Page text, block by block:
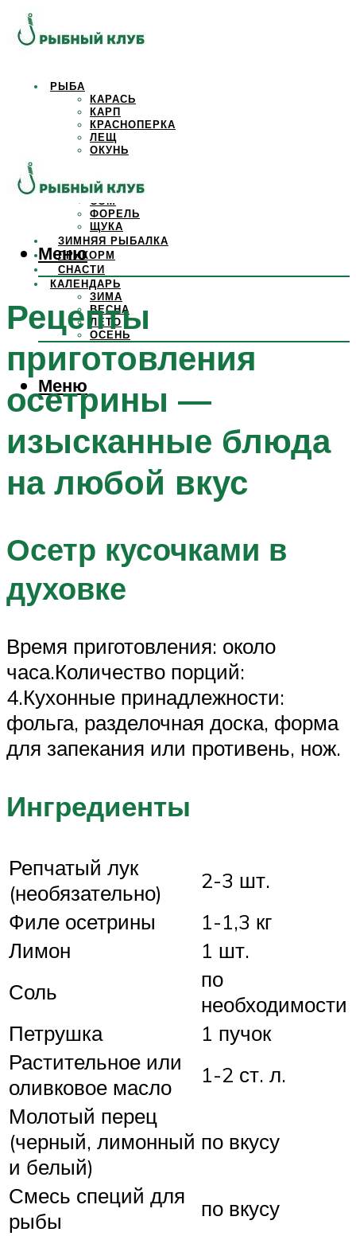
РЫБА
КАРАСЬ
КАРП
КРАСНОПЕРКА
ЛЕЩ
ОКУНЬ
САЗАН
СОМ
ФОРЕЛЬ
ЩУКА
ЗИМНЯЯ РЫБАЛКА
ПРИКОРМ
СНАСТИ
КАЛЕНДАРЬ
ЗИМА
ВЕСНА
ЛЕТО
ОСЕНЬ
Меню
Меню
Рецепты
приготовления
осетрины —
изысканные блюда
на любой вкус
Осетр кусочками в
духовке
Время приготовления: около
часа.Количество порций:
4.Кухонные принадлежности:
фольга, разделочная доска, форма
для запекания или противень, нож.
Ингредиенты
Репчатый лук
(необязательно)
2-3 шт.
Филе осетрины
1-1,3 кг
Лимон
1 шт.
Соль
по
необходимости
Петрушка
1 пучок
Растительное или
оливковое масло
1-2 ст. л.
Молотый перец
(черный, лимонный
и белый)
по вкусу
Смесь специй для
рыбы
по вкусу